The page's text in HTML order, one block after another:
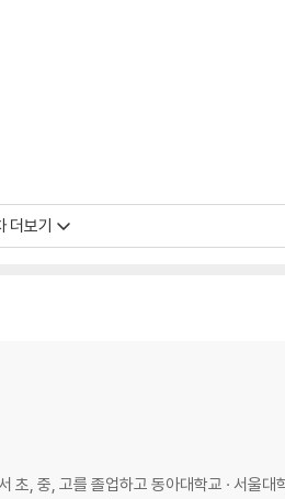
더보기
, 중, 고를 졸업하고 동아대학교 · 서울대